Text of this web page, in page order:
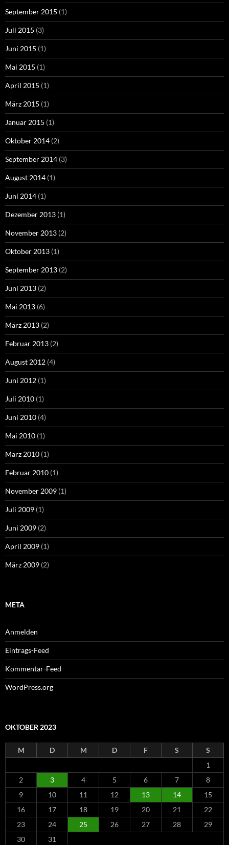
September 2015 (1)
Juli 2015 (3)
Juni 2015 (1)
Mai 2015 (1)
April 2015 (1)
März 2015 (1)
Januar 2015 (1)
Oktober 2014 (2)
September 2014 (3)
August 2014 (1)
Juni 2014 (1)
Dezember 2013 (1)
November 2013 (2)
Oktober 2013 (1)
September 2013 (2)
Juni 2013 (2)
Mai 2013 (6)
März 2013 (2)
Februar 2013 (2)
August 2012 (4)
Juni 2012 (1)
Juli 2010 (1)
Juni 2010 (4)
Mai 2010 (1)
März 2010 (1)
Februar 2010 (1)
November 2009 (1)
Juli 2009 (1)
Juni 2009 (2)
April 2009 (1)
März 2009 (2)
META
Anmelden
Eintrags-Feed
Kommentar-Feed
WordPress.org
OKTOBER 2023
M D M D F S
S
1
2
3 4 5 6 7
8
9
10 11 12 13 14
15
16
17 18 19 20 21
22
23
24 25 26 27 28
29
30
31